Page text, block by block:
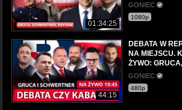
01:34:25
GONIEC
1080p
44:15
DEBATA W
NA MIEJSCU.
ŻYWO:
GONIEC
480p